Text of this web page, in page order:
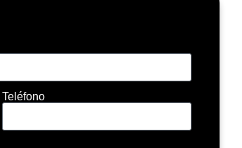
Teléfono